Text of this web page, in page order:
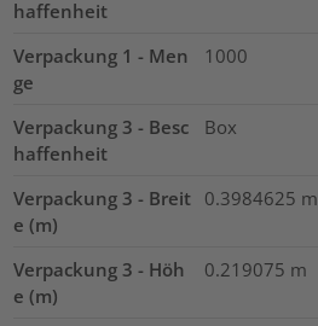
haffenheit
Verpackung 1 - Men
ge
1000
Verpackung 3 - Besc
haffenheit
Box
Verpackung 3 - Breit
e (m)
0.3984625 m
Verpackung 3 - Höh
e (m)
0.219075 m